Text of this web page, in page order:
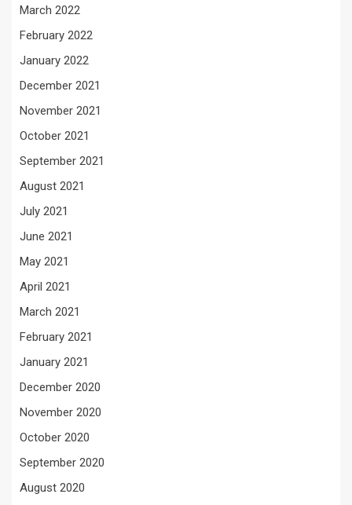
March 2022
February 2022
January 2022
December 2021
November 2021
October 2021
September 2021
August 2021
July 2021
June 2021
May 2021
April 2021
March 2021
February 2021
January 2021
December 2020
November 2020
October 2020
September 2020
August 2020